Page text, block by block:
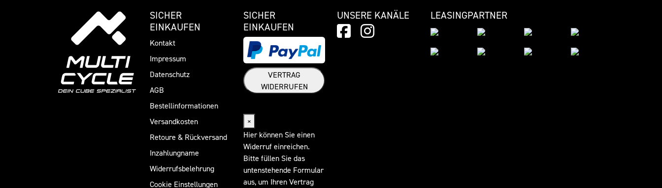
SICHER
EINKAUFEN
Kontakt
Impressum
Datenschutz
AGB
Bestellinformationen
Versandkosten
Retoure & Rückversand
Inzahlungname
Widerrufsbelehrung
Cookie Einstellungen
SICHER
EINKAUFEN
VERTRAG
WIDERRUFEN
×
Hier können Sie einen
Widerruf einreichen.
Bitte füllen Sie das
untenstehende Formular
aus, um Ihren Vertrag
UNSERE KANÄLE LEASINGPARTNER